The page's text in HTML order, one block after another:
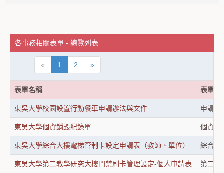
各事務相關表單 - 總覽列表
« 1 2 »
表單名稱 表單用
東吳大學校園設置行動餐車申請辦法與文件 申請行
東吳大學個資銷毀紀錄單 個資銷
東吳大學綜合大樓電梯管制卡設定申請表（教師、單位） 綜合大
東吳大學第二教學研究大樓門禁刷卡管理設定-個人申請表 第二教